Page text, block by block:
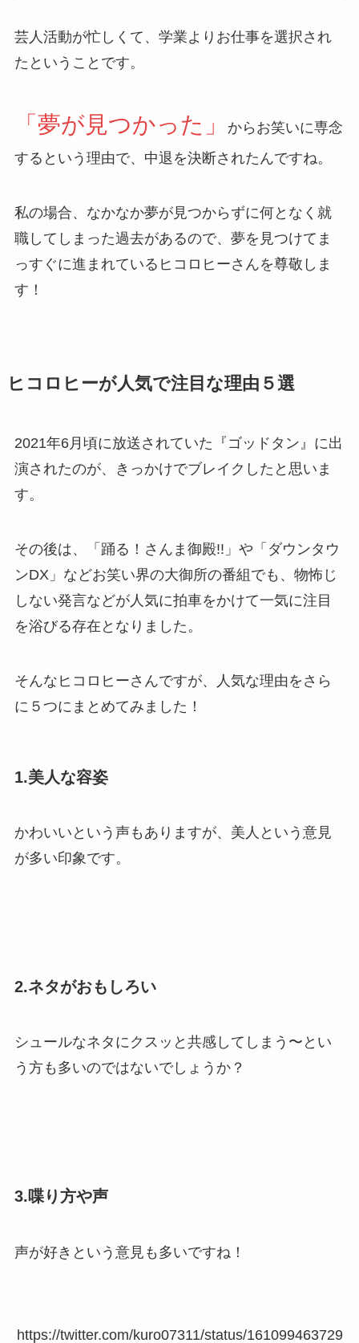
芸人活動が忙しくて、学業よりお仕事を選択され
たということです。
「夢が見つかった」
からお笑いに専念
するという理由で、中退を決断されたんですね。
私の場合、なかなか夢が見つからずに何となく就
職してしまった過去があるので、夢を見つけてま
っすぐに進まれているヒコロヒーさんを尊敬しま
す！
ヒコロヒーが人気で注目な理由５選
2021年6月頃に放送されていた『ゴッドタン』に出
演されたのが、きっかけでブレイクしたと思いま
す。
その後は、「踊る！さんま御殿!!」や「ダウンタウ
ンDX」などお笑い界の大御所の番組でも、物怖じ
しない発言などが人気に拍車をかけて一気に注目
を浴びる存在となりました。
そんなヒコロヒーさんですが、人気な理由をさら
に５つにまとめてみました！
1.美人な容姿
かわいいという声もありますが、美人という意見
が多い印象です。
2.ネタがおもしろい
シュールなネタにクスッと共感してしまう〜とい
う方も多いのではないでしょうか？
3.喋り方や声
声が好きという意見も多いですね！
https://twitter.com/kuro07311/status/161099463729